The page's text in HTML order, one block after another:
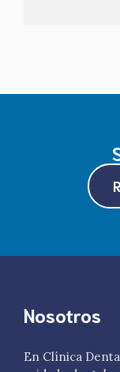
Nosotros
En Clínica